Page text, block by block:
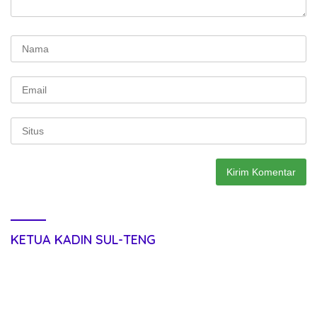
KETUA KADIN SUL-TENG